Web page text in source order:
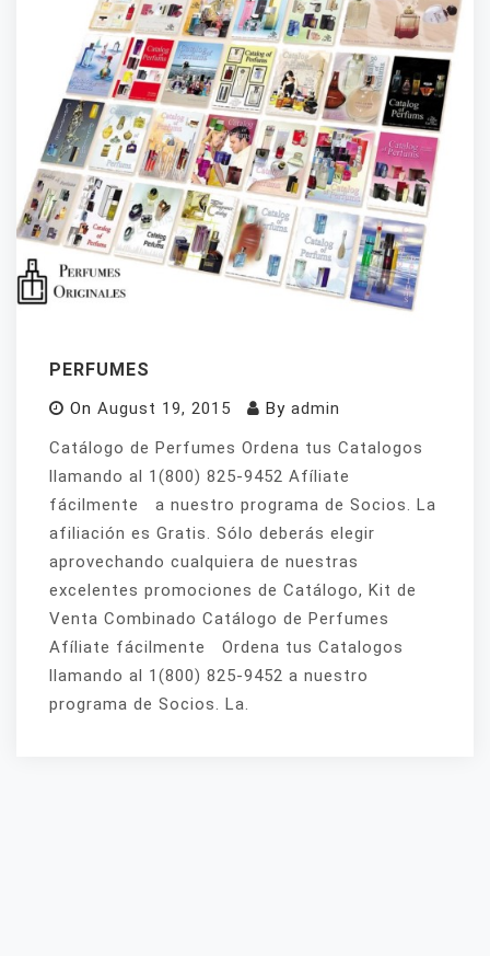
PERFUMES
On August 19, 2015 By admin
Catálogo de Perfumes Ordena tus Catalogos
llamando al 1(800) 825-9452 Afíliate
fácilmente a nuestro programa de Socios. La
afiliación es Gratis. Sólo deberás elegir
aprovechando cualquiera de nuestras
excelentes promociones de Catálogo, Kit de
Venta Combinado Catálogo de Perfumes
Afíliate fácilmente Ordena tus Catalogos
llamando al 1(800) 825-9452 a nuestro
programa de Socios. La.